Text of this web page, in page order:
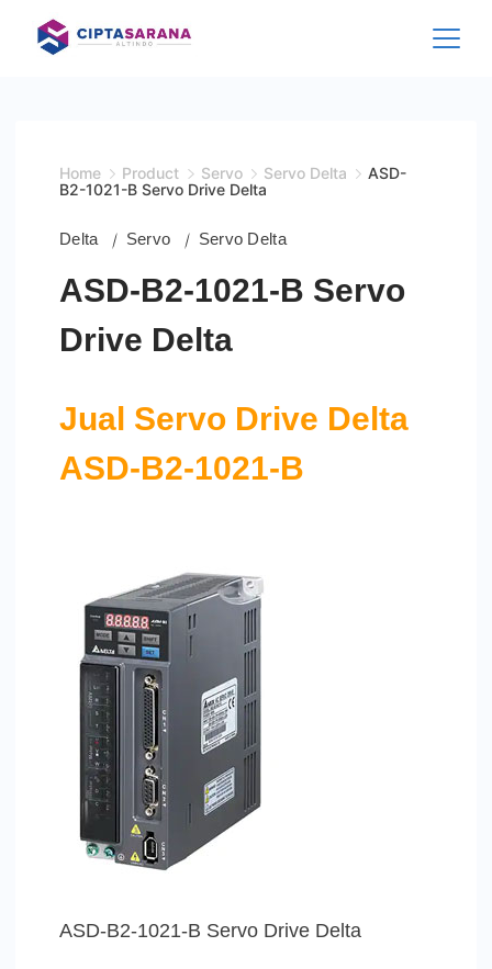
content
Home Product Servo Servo Delta
ASD-
B2-1021-B Servo Drive Delta
Delta Servo Servo Delta
ASD-B2-1021-B Servo
Drive Delta
Jual Servo Drive Delta
ASD-B2-1021-B
ASD-B2-1021-B Servo Drive Delta